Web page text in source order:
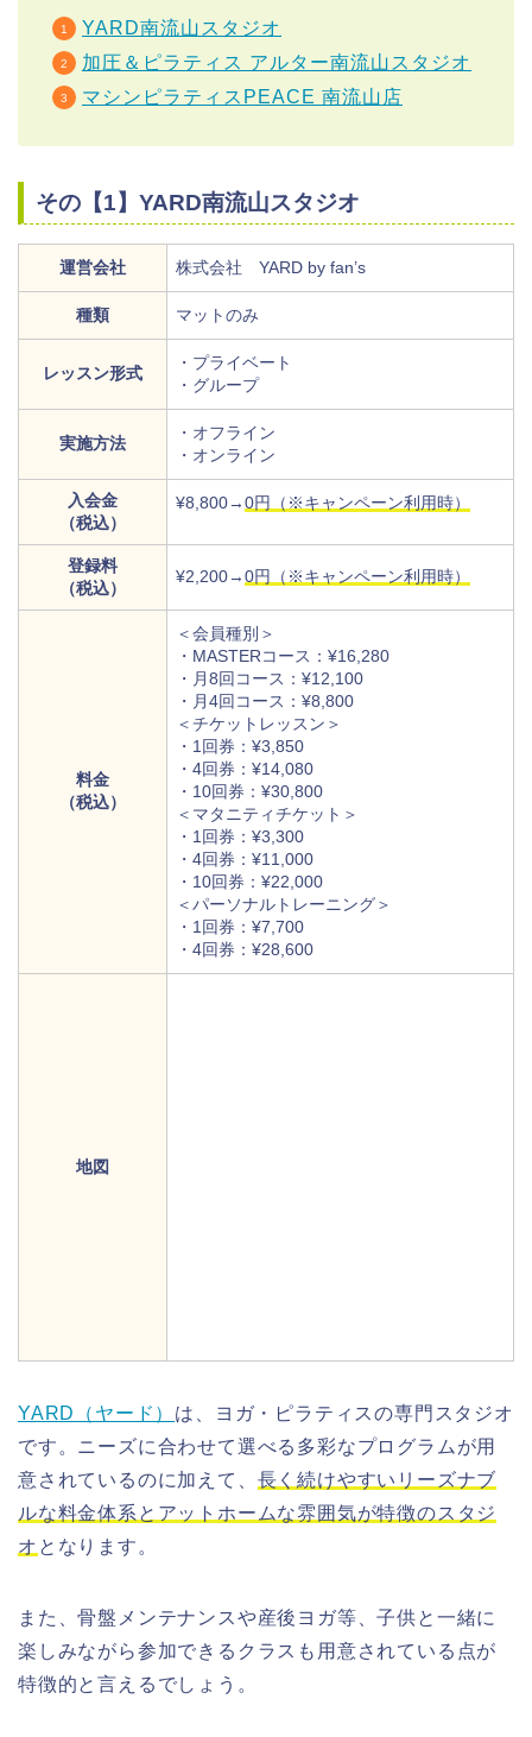
YARD南流山スタジオ
加圧＆ピラティス アルター南流山スタジオ
マシンピラティスPEACE 南流山店
その【1】YARD南流山スタジオ
運営会社 株式会社 YARD by fan’s
種類 マットのみ
レッスン形式
・プライベート
・グループ
実施方法
・オフライン
・オンライン
入会金
（税込）
¥8,800→0円（※キャンペーン利用時）
登録料
（税込）
¥2,200→0円（※キャンペーン利用時）
料金
（税込）
＜会員種別＞
・MASTERコース：¥16,280
・月8回コース：¥12,100
・月4回コース：¥8,800
＜チケットレッスン＞
・1回券：¥3,850
・4回券：¥14,080
・10回券：¥30,800
＜マタニティチケット＞
・1回券：¥3,300
・4回券：¥11,000
・10回券：¥22,000
＜パーソナルトレーニング＞
・1回券：¥7,700
・4回券：¥28,600
地図
YARD（ヤード） は、ヨガ・ピラティスの専門スタジオ
です。ニーズに合わせて選べる多彩なプログラムが用
意されているのに加えて、 長く続けやすいリーズナブ
ルな料金体系とアットホームな雰囲気が特徴のスタジ
オ となります。
また、骨盤メンテナンスや産後ヨガ等、子供と一緒に
楽しみながら参加できるクラスも用意されている点が
特徴的と言えるでしょう。